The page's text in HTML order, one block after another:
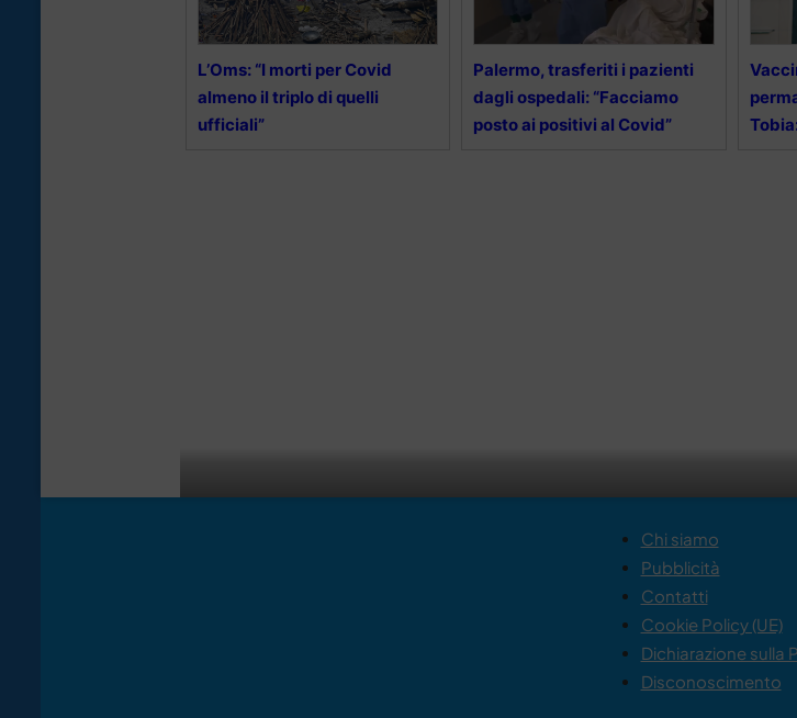
L’Oms: “I morti per Covid
almeno il triplo di quelli
ufficiali”
Palermo, trasferiti i pazienti
dagli ospedali: “Facciamo
posto ai positivi al Covid”
Chi siamo
Pubblicità
Contatti
Cookie Policy (UE)
Dichiarazione sulla
Disconoscimento